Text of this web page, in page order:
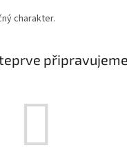
charakter.